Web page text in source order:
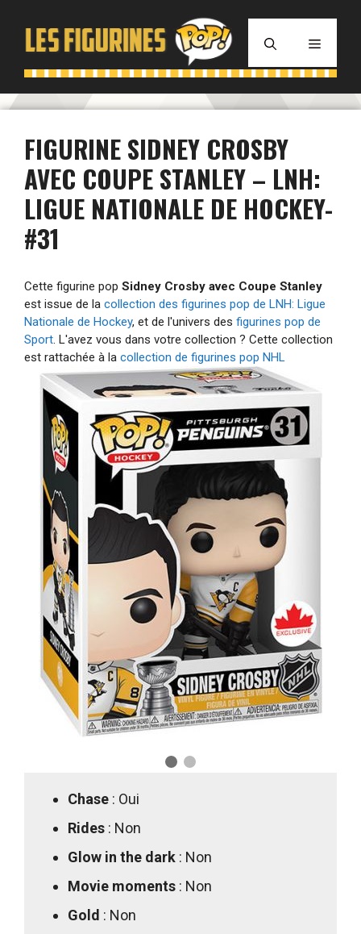
contenu
MENU
FIGURINE SIDNEY CROSBY
AVEC COUPE STANLEY – LNH:
LIGUE NATIONALE DE HOCKEY-
#31
Cette figurine pop Sidney Crosby avec Coupe Stanley
est issue de la collection des figurines pop de LNH: Ligue
Nationale de Hockey, et de l'univers des figurines pop de
Sport. L'avez vous dans votre collection ? Cette collection
est rattachée à la collection de figurines pop NHL
Chase : Oui
Rides : Non
Glow in the dark : Non
Movie moments : Non
Gold : Non